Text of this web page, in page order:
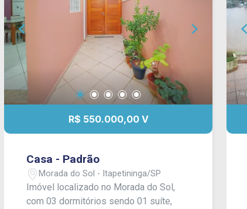
R$ 550.000,00 V
Casa - Padrão
Morada do Sol - Itapetininga/SP
Imóvel localizado no Morada do Sol,
com 03 dormitórios sendo 01 suíte,